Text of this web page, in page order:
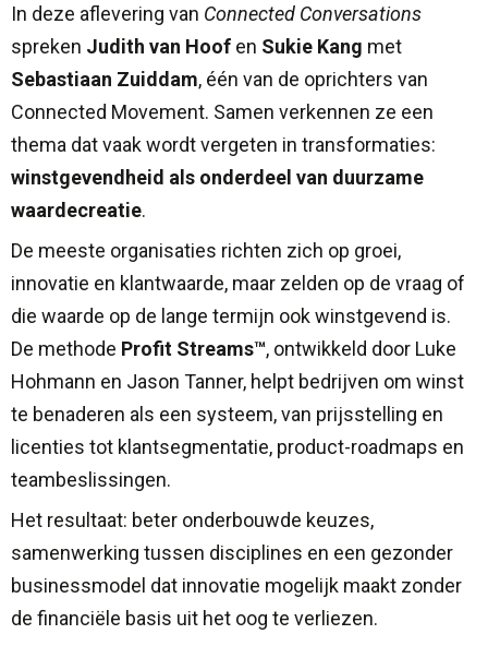
In deze aflevering van Connected Conversations
spreken Judith van Hoof en Sukie Kang met
Sebastiaan Zuiddam, één van de oprichters van
Connected Movement. Samen verkennen ze een
thema dat vaak wordt vergeten in transformaties:
winstgevendheid als onderdeel van duurzame
waardecreatie.
De meeste organisaties richten zich op groei,
innovatie en klantwaarde, maar zelden op de vraag of
die waarde op de lange termijn ook winstgevend is.
De methode Profit Streams™, ontwikkeld door Luke
Hohmann en Jason Tanner, helpt bedrijven om winst
te benaderen als een systeem, van prijsstelling en
licenties tot klantsegmentatie, product-roadmaps en
teambeslissingen.
Het resultaat: beter onderbouwde keuzes,
samenwerking tussen disciplines en een gezonder
businessmodel dat innovatie mogelijk maakt zonder
de financiële basis uit het oog te verliezen.